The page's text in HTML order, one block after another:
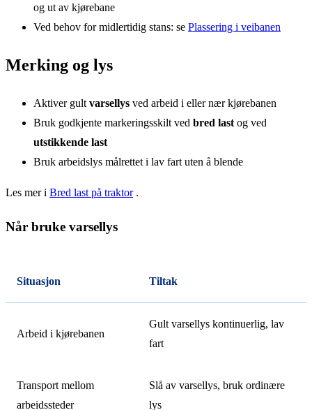
og ut av kjørebane
Ved behov for midlertidig stans: se Plassering i veibanen
Merking og lys
Aktiver gult varsellys ved arbeid i eller nær kjørebanen
Bruk godkjente markeringsskilt ved bred last og ved
utstikkende last
Bruk arbeidslys målrettet i lav fart uten å blende
Les mer i Bred last på traktor.
Når bruke varsellys
Situasjon Tiltak
Arbeid i kjørebanen
Gult varsellys kontinuerlig, lav
fart
Transport mellom
arbeidssteder
Slå av varsellys, bruk ordinære
lys